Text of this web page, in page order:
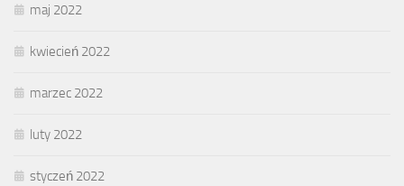
maj 2022
kwiecień 2022
marzec 2022
luty 2022
styczeń 2022